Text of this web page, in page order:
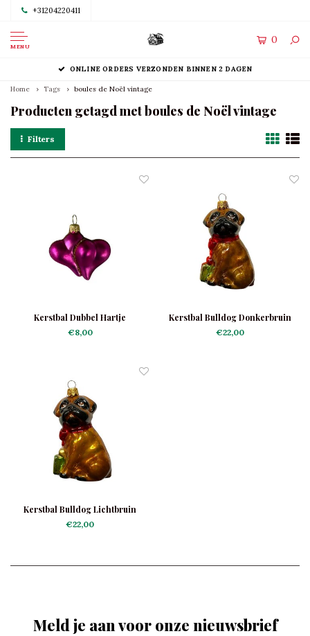
+31204220411
MENU
0
ONLINE ORDERS VERZONDEN BINNEN 2 DAGEN
Home Tags boules de Noël vintage
Producten getagd met boules de Noël vintage
Filters
Kerstbal Dubbel Hartje
€8,00
Kerstbal Bulldog Donkerbruin
€22,00
Kerstbal Bulldog Lichtbruin
€22,00
Meld je aan voor onze nieuwsbrief